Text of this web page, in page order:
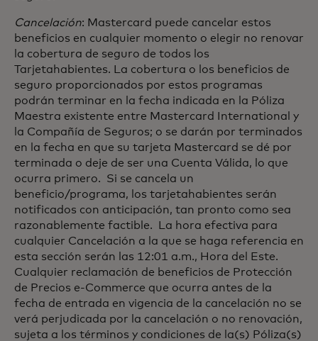
Cancelación: Mastercard puede cancelar estos
beneficios en cualquier momento o elegir no renovar
la cobertura de seguro de todos los
Tarjetahabientes. La cobertura o los beneficios de
seguro proporcionados por estos programas
podrán terminar en la fecha indicada en la Póliza
Maestra existente entre Mastercard International y
la Compañía de Seguros; o se darán por terminados
en la fecha en que su tarjeta Mastercard se dé por
terminada o deje de ser una Cuenta Válida, lo que
ocurra primero. Si se cancela un
beneficio/programa, los tarjetahabientes serán
notificados con anticipación, tan pronto como sea
razonablemente factible. La hora efectiva para
cualquier Cancelación a la que se haga referencia en
esta sección serán las 12:01 a.m., Hora del Este.
Cualquier reclamación de beneficios de Protección
de Precios e-Commerce que ocurra antes de la
fecha de entrada en vigencia de la cancelación no se
verá perjudicada por la cancelación o no renovación,
sujeta a los términos y condiciones de la(s) Póliza(s)